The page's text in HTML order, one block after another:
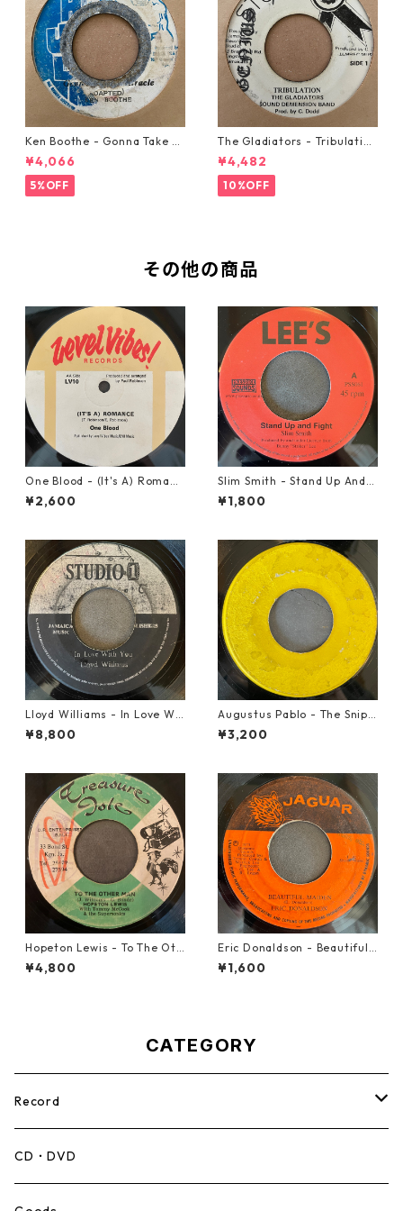
Ken Boothe - Gonna Take A
Miracle【7-21362】
¥4,066
5%OFF
The Gladiators - Tribulation
【7-21365】
¥4,482
10%OFF
その他の商品
One Blood - (It's A) Romanc
e【12-50054】
¥2,600
Slim Smith - Stand Up And F
ight 【7-21832】
¥1,800
Lloyd Williams - In Love Wit
h You【7-21917】
¥8,800
Augustus Pablo - The Snipe
r【7-21945】
¥3,200
Hopeton Lewis - To The Oth
er Man【7-22023】
¥4,800
Eric Donaldson - Beautiful
Maiden【7-21788】
¥1,600
CATEGORY
Record
Mento,Calypso,Ballad
CD・DVD